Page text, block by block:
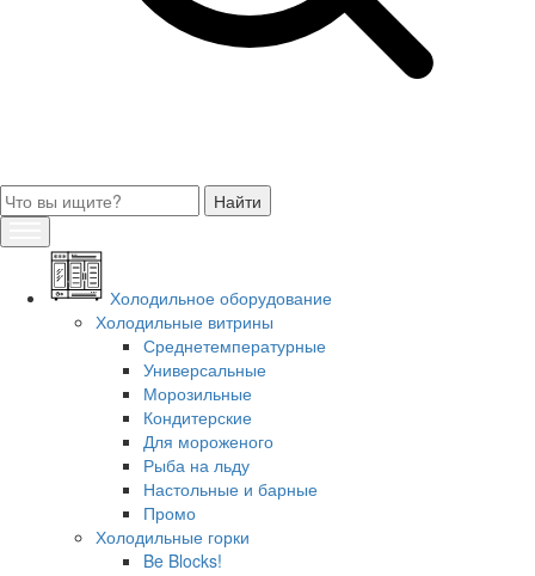
Холодильное оборудование
Холодильные витрины
Среднетемпературные
Универсальные
Морозильные
Кондитерские
Для мороженого
Рыба на льду
Настольные и барные
Промо
Холодильные горки
Be Blocks!